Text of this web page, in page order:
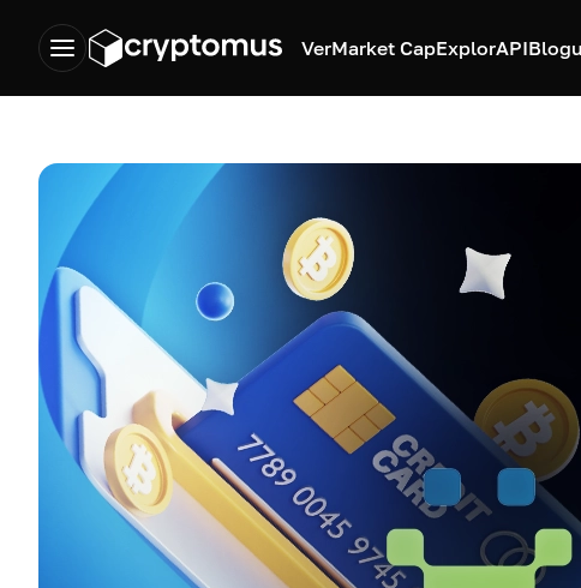
VerMarket CapExplorAPI